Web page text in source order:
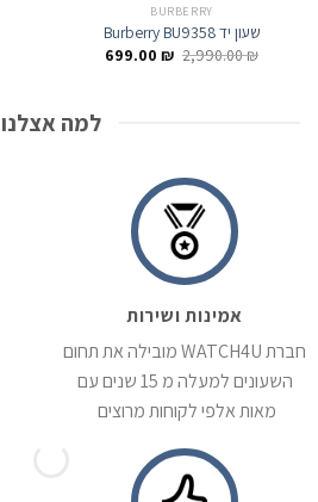
BURBERRY
שעון יד Burberry BU9358
2,990.00₪ המחיר699.00 ₪
למה אצלנו
אמינות ושירות
חברת WATCH4U מובילה את תחום
השעונים למעלה מ 15 שנים עם
מאות אלפי לקוחות מרוצים